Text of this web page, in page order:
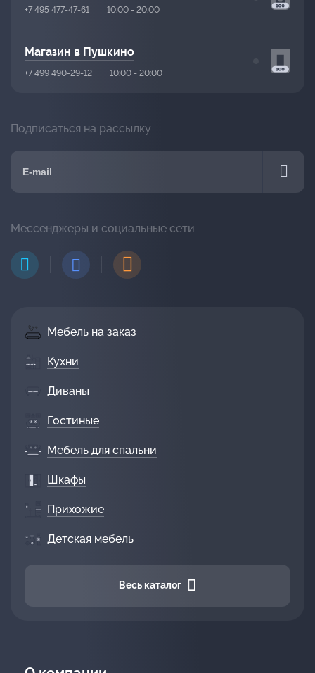
Мебель на заказ
Кухни
Диваны
Гостиные
Мебель для спальни
Шкафы
Прихожие
Детская мебель
Весь каталог
+7 495 477-47-61 10:00 - 20:00
Магазин в Пушкино
+7 499 490-29-12 10:00 - 20:00
Подписаться на рассылку
Мессенджеры и социальные сети